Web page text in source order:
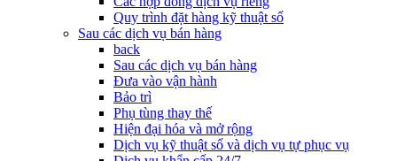
Quy trình đặt hàng kỹ thuật số
Sau các dịch vụ bán hàng
back
Sau các dịch vụ bán hàng
Đưa vào vận hành
Bảo trì
Phụ tùng thay thế
Hiện đại hóa và mở rộng
Dịch vụ kỹ thuật số và dịch vụ tự phục vụ